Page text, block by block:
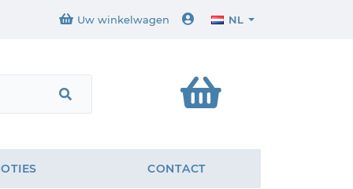
CONTACT
Uw winkelwagen NL